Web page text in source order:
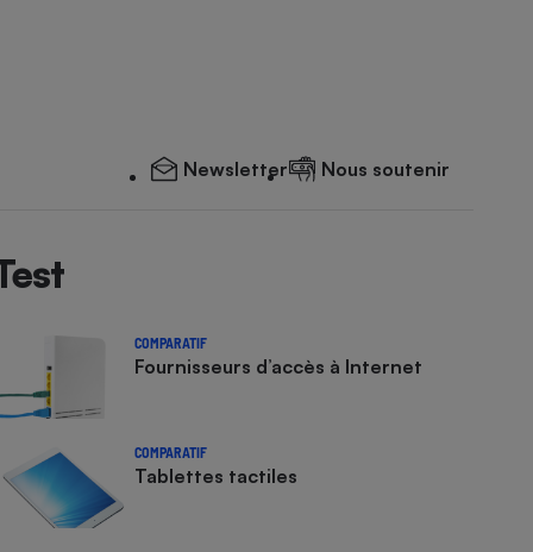
Newsletter Nous soutenir
COMPARATIF
Fournisseurs d’accès à Internet
COMPARATIF
Tablettes tactiles